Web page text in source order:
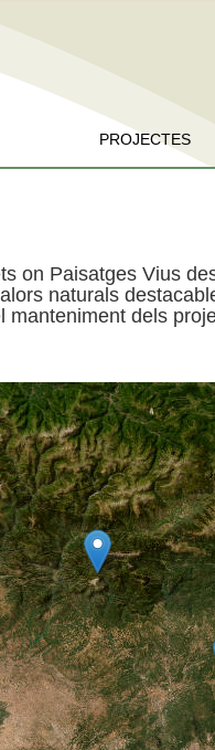
PROJECTES
on Paisatges Vius
naturals
dels